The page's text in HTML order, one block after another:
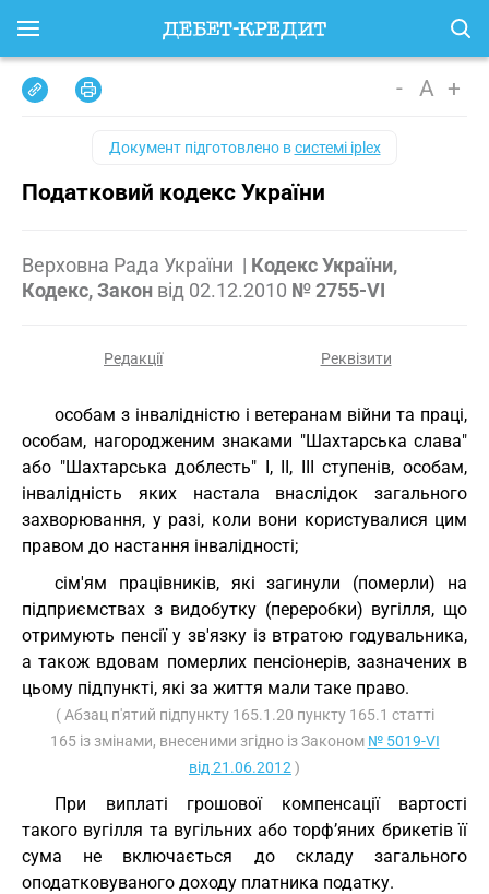
- A +
Документ підготовлено всистемі iplex
Податковий кодекс України
Верховна Рада України | Кодекс України,
Кодекс, Закон від 02.12.2010 № 2755-VI
Редакції Реквізити
особам з інвалідністю і ветеранам війни та праці,
особам, нагородженим знаками "Шахтарська слава"
або "Шахтарська доблесть" I, II, III ступенів, особам,
інвалідність яких настала внаслідок загального
захворювання, у разі, коли вони користувалися цим
правом до настання інвалідності;
сім'ям працівників, які загинули (померли) на
підприємствах з видобутку (переробки) вугілля, що
отримують пенсії у зв'язку із втратою годувальника,
а також вдовам померлих пенсіонерів, зазначених в
цьому підпункті, які за життя мали таке право.
( Абзац п'ятий підпункту 165.1.20 пункту 165.1 статті
165 із змінами, внесеними згідно із Законом № 5019-VI
від 21.06.2012 )
При виплаті грошової компенсації вартості
такого вугілля та вугільних або торф’яних брикетів її
сума не включається до складу загального
оподатковуваного доходу платника податку.